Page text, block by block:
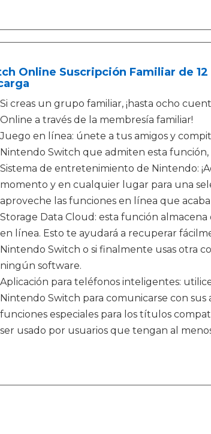
Online Suscripción Familiar de
Si creas un grupo familiar, ¡hasta ocho
Online a través de la membresía familiar!
Juego en línea: únete a tus amigos y
Nintendo Switch que admiten esta
Sistema de entretenimiento de Nintendo:
momento y en cualquier lugar para una
aproveche las funciones en línea que
Storage Data Cloud: esta función
en línea. Esto te ayudará a recuperar
Nintendo Switch o si finalmente usas otra
ningún software.
Aplicación para teléfonos inteligentes:
Nintendo Switch para comunicarse con
funciones especiales para los títulos
ser usado por usuarios que tengan al